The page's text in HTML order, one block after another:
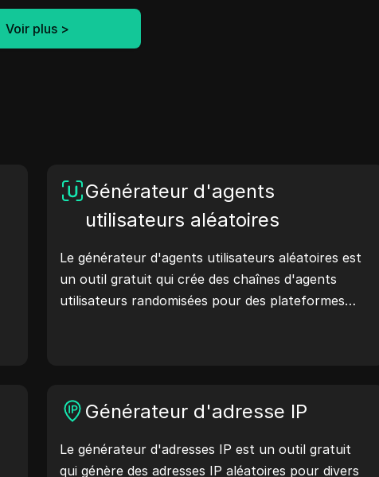
Voir plus >
Générateur d'agents
utilisateurs aléatoires
Le générateur d'agents utilisateurs aléatoires est
un outil gratuit qui crée des chaînes d'agents
utilisateurs randomisées pour des plateformes
aux vérifications de compatibilité et à
flux de travail : générez des agents utilisateurs dès
aujourd'hui !
Générateur d'adresse IP
Le générateur d'adresses IP est un outil gratuit
qui génère des adresses IP aléatoires pour divers